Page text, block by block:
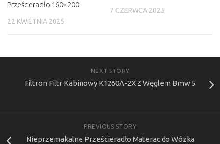
Prześcieradło 160×200
22 KWIETNIA 2025
7 CZERWCA 2025
NEXT STORY
Filtron Filtr Kabinowy K1260A-2X Z Węglem Bmw 5
PREVIOUS STORY
Nieprzemakalne Prześcieradło Materac do Wózka